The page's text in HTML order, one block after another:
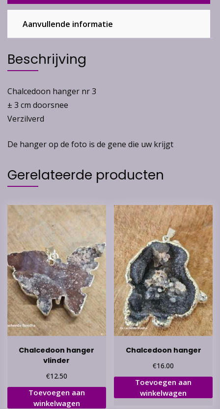
Aanvullende informatie
Beschrijving
Chalcedoon hanger nr 3
± 3 cm doorsnee
Verzilverd
De hanger op de foto is de gene die uw krijgt
Gerelateerde producten
Chalcedoon hanger
vlinder
€12.50
Toevoegen aan
winkelwagen
Chalcedoon hanger
€16.00
Toevoegen aan
winkelwagen